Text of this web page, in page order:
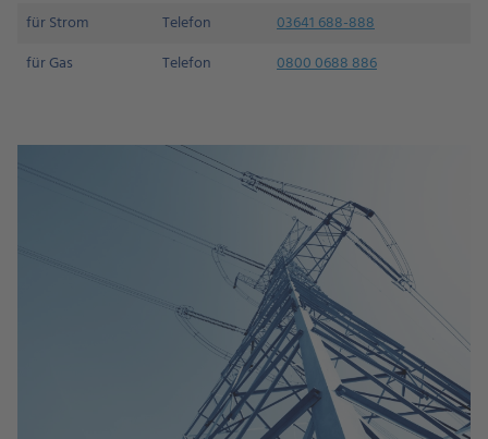
für Strom Telefon
03641 688-888
für Gas
Telefon 0800 0688 886